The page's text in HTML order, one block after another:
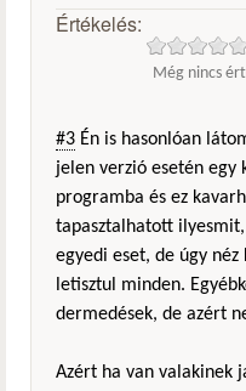
Értékelés:
Még nincs
#3 Én is hasonlóan
jelen verzió esetén egy
programba és ez
tapasztalhatott
egyedi eset, de úgy
letisztul minden.
dermedések, de azért
Azért ha van valakinek